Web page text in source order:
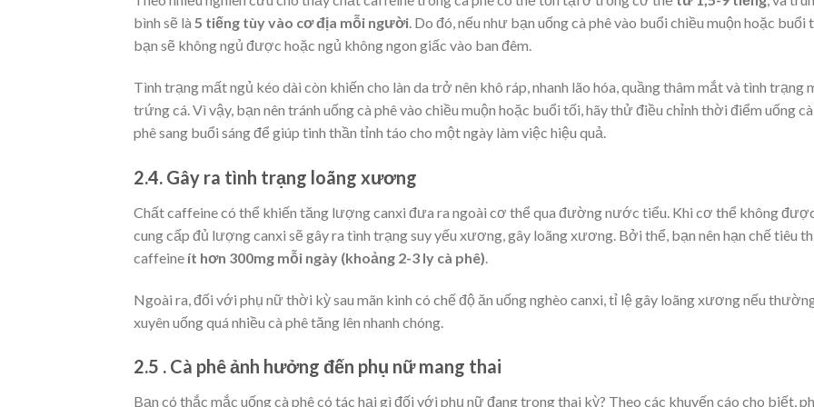
bình sẽ là 5 tiếng tùy vào cơ địa mỗi người. Do đó, nếu như bạn uống cà phê vào buổi chiều muộn hoặc buổi
bạn sẽ không ngủ được hoặc ngủ không ngon giấc vào ban đêm.
Tình trạng mất ngủ kéo dài còn khiến cho làn da trở nên khô ráp, nhanh lão hóa, quầng thâm mắt và tình trạng
trứng cá. Vì vậy, bạn nên tránh uống cà phê vào chiều muộn hoặc buổi tối, hãy thử điều chỉnh thời điểm uống cà
phê sang buổi sáng để giúp tinh thần tỉnh táo cho một ngày làm việc hiệu quả.
2.4. Gây ra tình trạng loãng xương
Chất caffeine có thể khiến tăng lượng canxi đưa ra ngoài cơ thể qua đường nước tiểu. Khi cơ thể không
cung cấp đủ lượng canxi sẽ gây ra tình trạng suy yếu xương, gây loãng xương. Bởi thể, bạn nên hạn chế tiêu
caffeine ít hơn 300mg mỗi ngày (khoảng 2-3 ly cà phê)
Ngoài ra, đối với phụ nữ thời kỳ sau mãn kinh có chế độ ăn uống nghèo canxi, tỉ lệ gây loãng xương nếu
xuyên uống quá nhiều cà phê tăng lên nhanh chóng.
2.5 . Cà phê ảnh hưởng đến phụ nữ mang thai
Bạn có thắc mắc uống cà phê có tác hại gì đối với phụ nữ đang trong thai kỳ? Theo các khuyến cáo cho biết,